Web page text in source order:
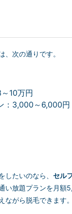
、次の通りです。
10万円
：3,000～6,000円
したいのなら、 セル
い放題プランを月額
ながら脱毛できます。